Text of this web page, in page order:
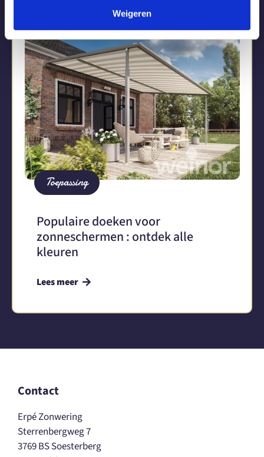
Weigeren
Toepassing
Populaire doeken voor
zonneschermen : ontdek alle
kleuren
Lees meer
Contact
Erpé Zonwering
Sterrenbergweg 7
3769 BS Soesterberg